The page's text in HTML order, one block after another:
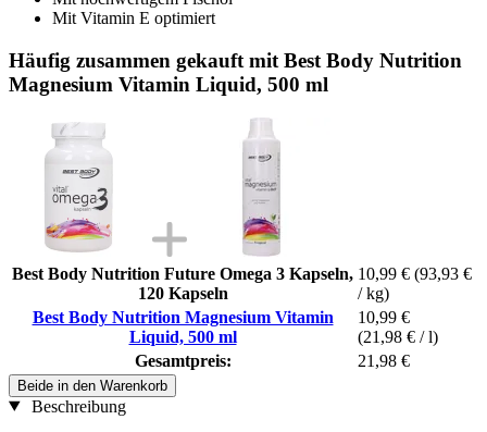
Mit Vitamin E optimiert
Häufig zusammen gekauft mit Best Body Nutrition
Magnesium Vitamin Liquid, 500 ml
Best Body Nutrition Future Omega 3 Kapseln,
120 Kapseln
10,99 € (93,93 €
/ kg)
Best Body Nutrition Magnesium Vitamin
Liquid, 500 ml
10,99 €
(21,98 € / l)
Gesamtpreis:
21,98 €
Beide in den Warenkorb
Beschreibung